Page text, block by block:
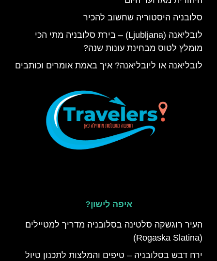
סלובניה היסטוריה שחשוב להכיר
לובליאנה (Ljubljana) – בירת סלובניה מתי הכי
מומלץ לטוס מבחינת עונות שנה?
לובליאנה או ליובליאנה? איך באמת אומרים וכותבים
איפה לישון?
העיר רוגשקה סלטינה בסלובניה מדריך למטיילים
(Rogaska Slatina)
ירח דבש בסלובניה – טיפים והמלצות לתכנון טיול